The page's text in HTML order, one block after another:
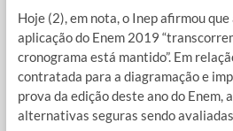
Hoje (2), em nota, o Inep afirmou
aplicação do Enem 2019
cronograma está mantido”. Em
contratada para a diagramação e
prova da edição deste ano do Enem,
alternativas seguras sendo